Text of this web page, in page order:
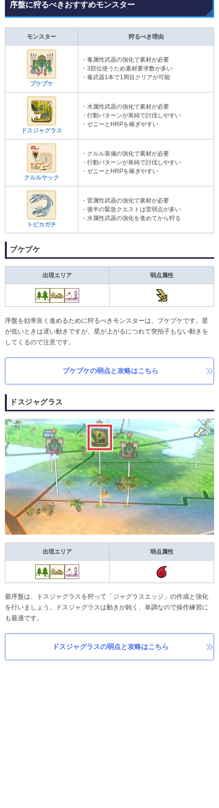
序盤に狩るべきおすすめモンスター
モンスター 狩るべき理由
プケプケ
・毒属性武器の強化で素材が必要
・3部位使うため素材要求数が多い
・毒武器1本で1周目クリアが可能
ドスジャグラス
・水属性武器の強化で素材が必要
・行動パターンが単純で討伐しやすい
・ゼニーとHRPを稼ぎやすい
クルルヤック
・クルル装備の強化で素材が必要
・行動パターンが単純で討伐しやすい
・ゼニーとHRPを稼ぎやすい
トビカガチ
・雷属性武器の強化で素材が必要
・後半の緊急クエストは雷弱点が多い
・水属性武器の強化を進めてから狩る
プケプケ
出現エリア 弱点属性
序盤を効率良く進めるために狩るべきモンスターは、プケプケです。星
が低いときは遅い動きですが、星が上がるにつれて突拍子もない動きを
してくるので注意です。
プケプケの弱点と攻略はこちら
ドスジャグラス
出現エリア 弱点属性
最序盤は、ドスジャグラスを狩って「ジャグラスエッジ」の作成と強化
を行いましょう。ドスジャグラスは動きが鈍く、単調なので操作練習に
も最適です。
ドスジャグラスの弱点と攻略はこちら